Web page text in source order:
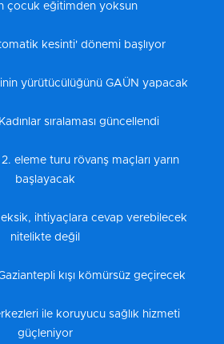
çocuk eğitimden yoksun
kesinti' dönemi başlıyor
yürütücülüğünü GAÜN yapacak
sıralaması güncellendi
eleme turu rövanş maçları yarın
başlayacak
ihtiyaçlara cevap verebilecek
nitelikte değil
kışı kömürsüz geçirecek
ile koruyucu sağlık hizmeti
güçleniyor